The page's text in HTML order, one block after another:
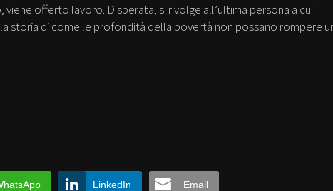
offerto lavoro. Disperata, si rivolge all’ultima persona a cui
storia di come le profondità della povertà non possano rompere
LinkedIn Email